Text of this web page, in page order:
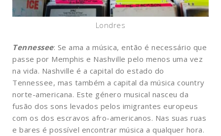
Londres
Tennessee: Se ama a música, então é necessário que
passe por Memphis e Nashville pelo menos uma vez
na vida. Nashville é a capital do estado do
Tennessee, mas também a capital da música country
norte-americana. Este género musical nasceu da
fusão dos sons levados pelos imigrantes europeus
com os dos escravos afro-americanos. Nas suas ruas
e bares é possível encontrar música a qualquer hora.